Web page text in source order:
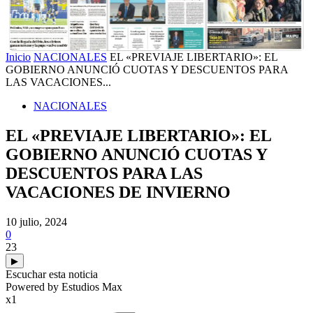
Inicio NACIONALES EL «PREVIAJE LIBERTARIO»: EL
GOBIERNO ANUNCIÓ CUOTAS Y DESCUENTOS PARA
LAS VACACIONES...
NACIONALES
EL «PREVIAJE LIBERTARIO»: EL
GOBIERNO ANUNCIÓ CUOTAS Y
DESCUENTOS PARA LAS
VACACIONES DE INVIERNO
10 julio, 2024
0
23
▶
Escuchar esta noticia
Powered by Estudios Max
x1